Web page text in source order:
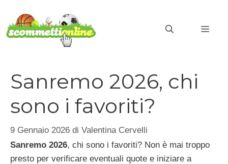
contenuto
Sanremo 2026, chi
sono i favoriti?
9 Gennaio 2026 di Valentina Cervelli
Sanremo 2026, chi sono i favoriti? Non è mai troppo
presto per verificare eventuali quote e iniziare a